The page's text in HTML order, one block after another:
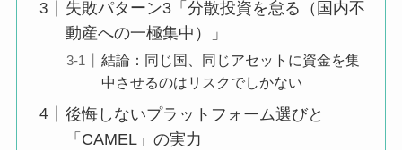
失敗パターン3「分散投資を怠る（国内不
動産への一極集中）」
結論：同じ国、同じアセットに資金を集
中させるのはリスクでしかない
後悔しないプラットフォーム選びと
「CAMEL」の実力